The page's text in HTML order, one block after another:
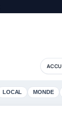
LOCAL MONDE